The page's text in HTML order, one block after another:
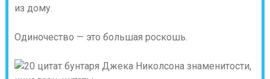
из дому.
Одиночество — это большая роскошь.